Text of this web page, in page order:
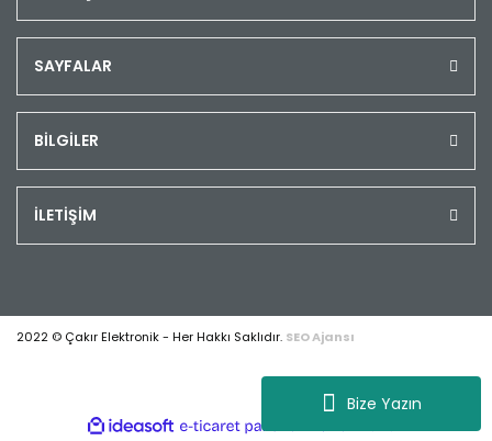
Bize Yazın
SAYFALAR
BİLGİLER
İLETİŞİM
2022 © Çakır Elektronik - Her Hakkı Saklıdır. SEO Ajansı
ideasoft